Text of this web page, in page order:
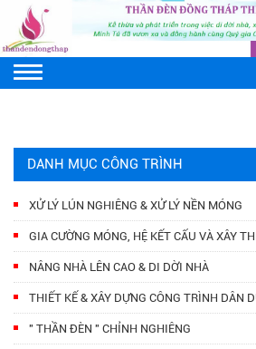
DANH MỤC CÔNG TRÌNH
XỬ LÝ LÚN NGHIÊNG & XỬ LÝ NỀN MÓNG
GIA CƯỜNG MÓNG, HỆ KẾT CẤU VÀ XÂY
NÂNG NHÀ LÊN CAO & DI DỜI NHÀ
THIẾT KẾ & XÂY DỰNG CÔNG TRÌNH DÂN
" THẦN ĐÈN " CHỈNH NGHIÊNG